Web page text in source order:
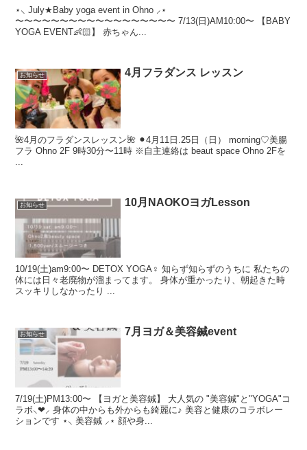
⋆⸜ July★Baby yoga event in Ohno ⸝⋆
〜〜〜〜〜〜〜〜〜〜〜〜〜〜〜〜〜〜 7/13(日)AM10:00〜 【BABY
YOGA EVENT👶🏻】 赤ちゃん...
お知らせ 4月フラダンス レッスン
🌺4月のフラダンスレッスン🌺 ⚫︎4月11日.25日（日） morning♡美腸
フラ Ohno 2F 9時30分〜11時 ※自主連絡は beaut space Ohno 2Fを
お知らせ 10月NAOKOヨガLesson
10/19(土)am9:00〜 DETOX YOGA‍♀️ 知らず知らずのうちに 私たちの
体には日々老廃物が溜まってます。 身体が重かったり、朝起きた時
スッキリしなかったり ...
お知らせ 7月ヨガ＆美容鍼event
7/19(土)PM13:00〜 【ヨガと美容鍼】 大人気の "美容鍼"と"YOGA"コ
ラボ⸜❤︎⸝ 身体の中からも外からも綺麗に♪ 美容と健康のコラボレー
ションです ⋆⸜ 美容鍼 ⸝⋆ 顔や身...